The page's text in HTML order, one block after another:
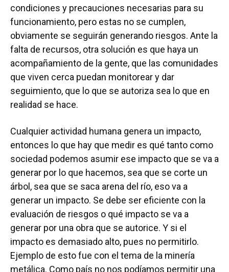
condiciones y precauciones necesarias para su
funcionamiento, pero estas no se cumplen,
obviamente se seguirán generando riesgos. Ante la
falta de recursos, otra solución es que haya un
acompañamiento de la gente, que las comunidades
que viven cerca puedan monitorear y dar
seguimiento, que lo que se autoriza sea lo que en
realidad se hace.
Cualquier actividad humana genera un impacto,
entonces lo que hay que medir es qué tanto como
sociedad podemos asumir ese impacto que se va a
generar por lo que hacemos, sea que se corte un
árbol, sea que se saca arena del río, eso va a
generar un impacto. Se debe ser eficiente con la
evaluación de riesgos o qué impacto se va a
generar por una obra que se autorice. Y si el
impacto es demasiado alto, pues no permitirlo.
Ejemplo de esto fue con el tema de la minería
metálica. Como país no nos podíamos permitir una